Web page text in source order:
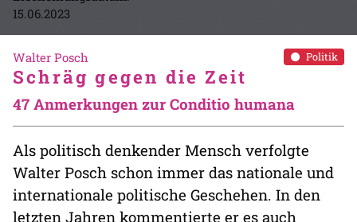
15.06.2023
Politik
Walter Posch
Schräg gegen die Zeit
47 Anmerkungen zur Conditio humana
Als politisch denkender Mensch verfolgte
Walter Posch schon immer das nationale und
internationale politische Geschehen. In den
letzten Jahren kommentierte er es auch